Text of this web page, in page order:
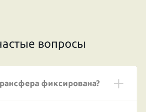
вопросы
фиксирована?